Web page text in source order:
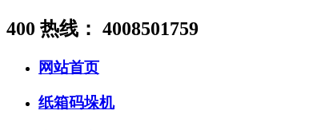
400 热线： 4008501759
网站首页
纸箱码垛机